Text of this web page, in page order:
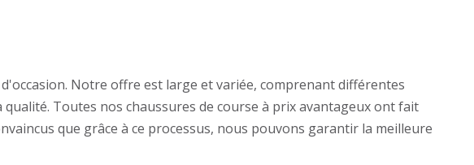
Notre offre est large et variée, comprenant différentes
qualité. Toutes nos chaussures de course à prix avantageux ont fait
que grâce à ce processus, nous pouvons garantir la meilleure